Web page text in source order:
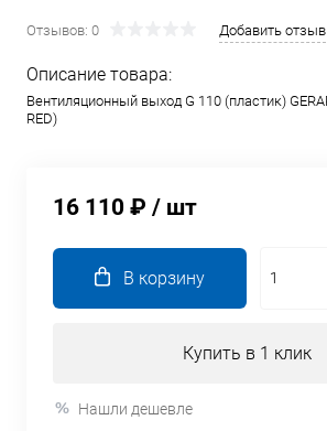
Отзывов: 0 Добавить отзыв
Описание товара:
Вентиляционный выход G 110 (пластик)
RED)
16 110 ₽ / шт
В корзину
Купить в 1 клик
Нашли дешевле